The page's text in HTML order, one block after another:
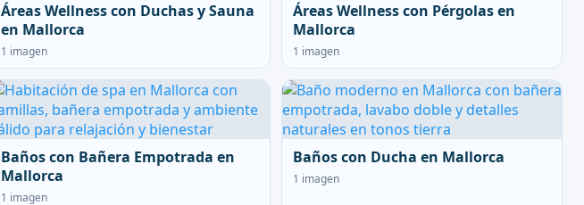
Áreas Wellness con Duchas y Sauna
en Mallorca
1 imagen
Áreas Wellness con Pérgolas en
Mallorca
1 imagen
Baños con Bañera Empotrada en
Mallorca
1 imagen
Baños con Ducha en Mallorca
1 imagen